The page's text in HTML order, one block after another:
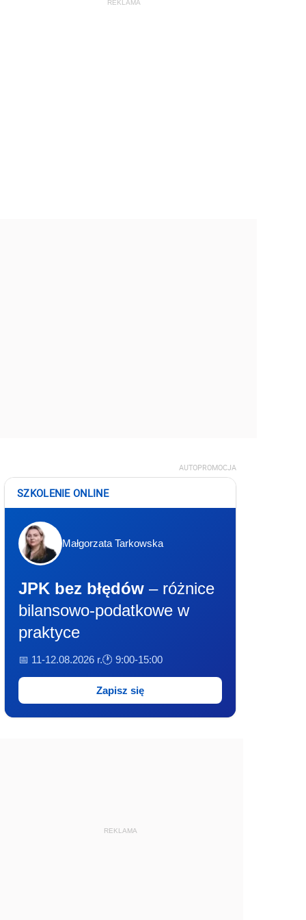
AUTOPROMOCJA
SZKOLENIE ONLINE
Małgorzata Tarkowska
JPK bez błędów – różnice
bilansowo-podatkowe w
praktyce
📅 11-12.08.2026 r.🕐 9:00-15:00
Zapisz się
REKLAMA